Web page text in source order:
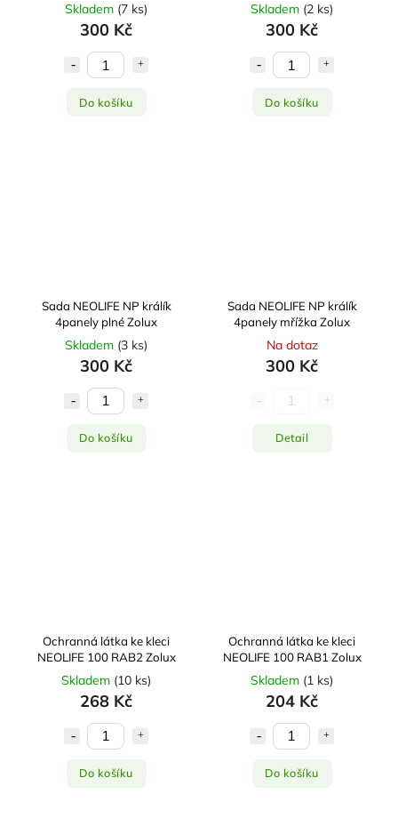
Skladem (7 ks)
300 Kč
Do košíku
Skladem (2 ks)
300 Kč
Do košíku
Sada NEOLIFE NP králík
4panely plné Zolux
Skladem (3 ks)
300 Kč
Do košíku
Sada NEOLIFE NP králík
4panely mřížka Zolux
Na dotaz
300 Kč
Detail
Ochranná látka ke kleci
NEOLIFE 100 RAB2 Zolux
Skladem (10 ks)
268 Kč
Do košíku
Ochranná látka ke kleci
NEOLIFE 100 RAB1 Zolux
Skladem (1 ks)
204 Kč
Do košíku